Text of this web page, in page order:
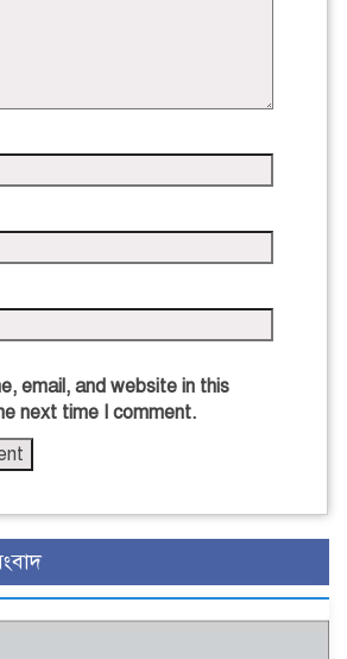
email, and website in this
next time I comment.